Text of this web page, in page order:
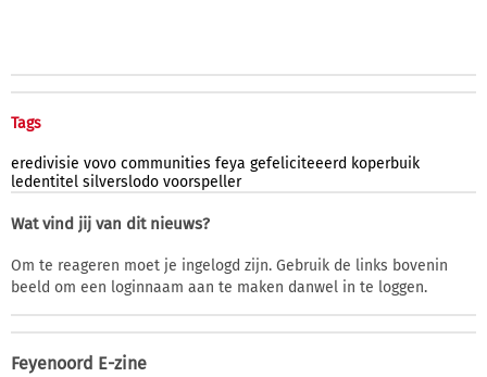
Tags
eredivisie vovo communities feya gefeliciteeerd koperbuik
ledentitel silverslodo voorspeller
Wat vind jij van dit nieuws?
Om te reageren moet je ingelogd zijn. Gebruik de links bovenin
beeld om een loginnaam aan te maken danwel in te loggen.
Feyenoord E-zine